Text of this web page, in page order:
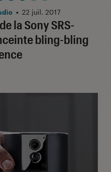
la Sony SRS-
bling-bling
3 étoiles sur 5
• 22 juil. 2017